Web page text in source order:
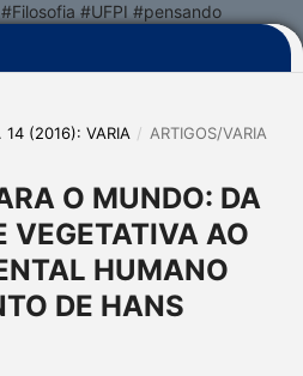
#UFPI #pensando
14 (2016): VARIA / ARTIGOS/VARIA
O MUNDO: DA
VEGETATIVA AO
HUMANO
DE HANS